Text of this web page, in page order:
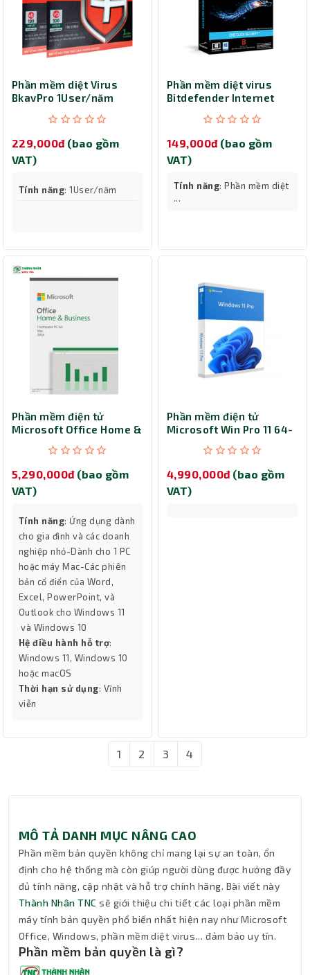
Phần mềm diệt Virus
BkavPro 1User/năm
229,000đ (bao gồm
VAT)
Tính năng: 1User/năm
Phần mềm diệt virus
Bitdefender Internet
149,000đ (bao gồm
VAT)
Tính năng: Phần mềm diệt
...
Phần mềm điện tử
Microsoft Office Home &
5,290,000đ (bao gồm
VAT)
Tính năng: Ứng dụng dành
cho gia đình và các doanh
nghiệp nhỏ-Dành cho 1 PC
hoặc máy Mac-Các phiên
bản cổ điển của Word,
Excel, PowerPoint, và
Outlook cho Windows 11
và Windows 10
Hệ điều hành hỗ trợ:
Windows 11, Windows 10
hoặc macOS
Thời hạn sử dụng: Vĩnh
viễn
Phần mềm điện tử
Microsoft Win Pro 11 64-
DwnLd NR FQC-10572
4,990,000đ (bao gồm
VAT)
1 2 3 4
MÔ TẢ DANH MỤC NÂNG CAO
Phần mềm bản quyền không chỉ mang lại sự an toàn, ổn
định cho hệ thống mà còn giúp người dùng được hưởng đầy
đủ tính năng, cập nhật và hỗ trợ chính hãng. Bài viết này
Thành Nhân TNC sẽ giới thiệu chi tiết các loại phần mềm
máy tính bản quyền phổ biến nhất hiện nay như Microsoft
Office, Windows, phần mềm diệt virus… đảm bảo uy tín.
Phần mềm bản quyền là gì?